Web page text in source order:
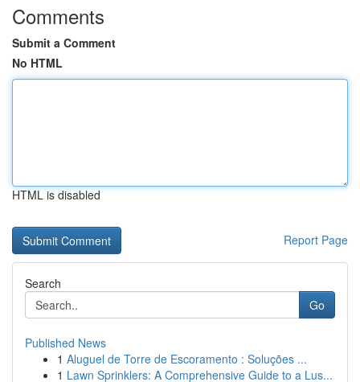
Comments
Submit a Comment
No HTML
HTML is disabled
Report Page
Search
Go
Published News
1 Aluguel de Torre de Escoramento : Soluções ...
1 Lawn Sprinklers: A Comprehensive Guide to a Lus...